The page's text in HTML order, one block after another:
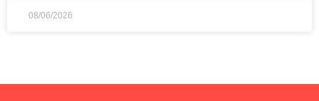
08/06/2026